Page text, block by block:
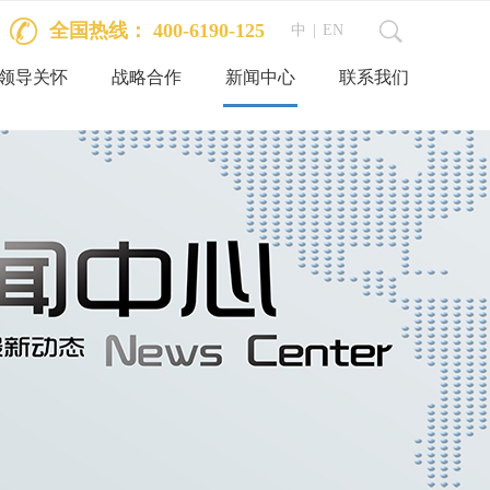
中 EN
全国热线： 400-6190-125
导关怀 战略合作 新闻中心 联系我们